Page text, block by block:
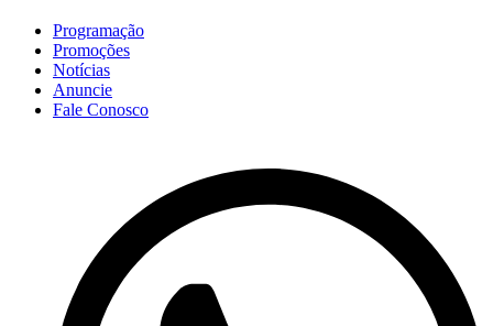
Programação
Promoções
Notícias
Anuncie
Fale Conosco